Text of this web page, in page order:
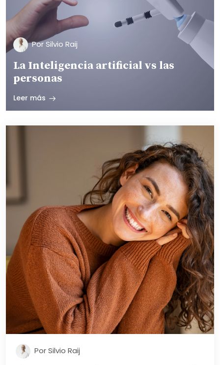
Por Silvio Raij
La Inteligencia artificial vs las
personas
Leer más
Por Silvio Raij